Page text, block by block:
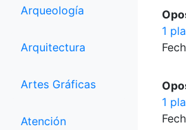
Arqueología
Arquitectura
Artes Gráficas
Atención
1
1